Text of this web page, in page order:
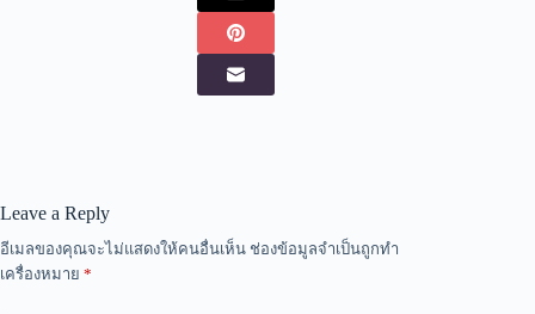
Leave a Reply
อีเมลของคุณจะไม่แสดงให้คนอื่นเห็น ช่องข้อมูลจำเป็นถูกทำ
เครื่องหมาย *